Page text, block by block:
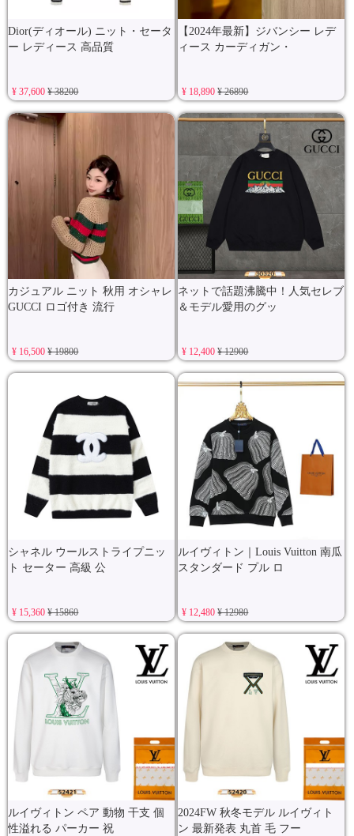
Dior(ディオール) ニット・セータ
ー レディース 高品質
¥ 37,600¥ 38200
【2024年最新】ジバンシー レデ
ィース カーディガン・
¥ 18,890¥ 26890
カジュアル ニット 秋用 オシャレ
GUCCI ロゴ付き 流行
¥ 16,500¥ 19800
ネットで話題沸騰中！人気セレブ
＆モデル愛用のグッ
¥ 12,400¥ 12900
シャネル ウールストライプニッ
ト セーター 高級 公
¥ 15,360¥ 15860
ルイヴィトン｜Louis Vuitton 南瓜
スタンダード プル ロ
¥ 12,480¥ 12980
ルイヴィトン ペア 動物 干支 個
性溢れる パーカー 祝
2024FW 秋冬モデル ルイヴィト
ン 最新発表 丸首 毛 フー